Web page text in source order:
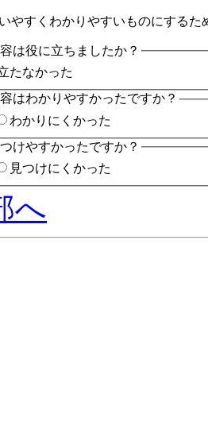
やすくわかりやすいものにする
は役に立ちましたか？
たなかった
はわかりやすかったですか？
わかりにくかった
けやすかったですか？
見つけにくかった
へ